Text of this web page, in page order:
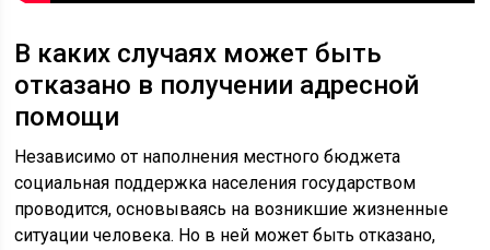
В каких случаях может быть
отказано в получении адресной
помощи
Независимо от наполнения местного бюджета
социальная поддержка населения государством
проводится, основываясь на возникшие жизненные
ситуации человека. Но в ней может быть отказано,